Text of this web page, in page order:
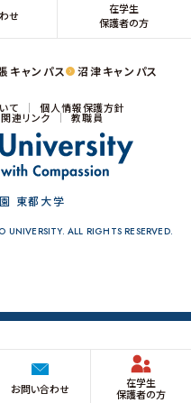
お問い合わせ
在学生
保護者の方
科
て 個人情報保護方針
関連リンク教職員
キャンパス 沼津キャンパス
せ
在学生
保護者の方
東都大学
て 個人情報保護方針
関連リンク 教職員
ALL RIGHTS RESERVED.